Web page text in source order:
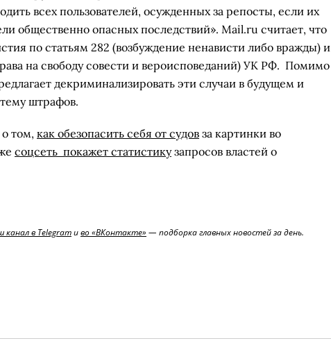
всех пользователей, осужденных за репосты, если их
общественно опасных последствий». Mail.ru считает, что
по статьям 282 (возбуждение ненависти либо вражды) и
на свободу совести и вероисповеданий) УК РФ. Помимо
декриминализировать эти случаи в будущем и
штрафов.
том, как обезопасить себя от судов за картинки во
соцсеть покажет статистикузапросов властей о
канал в Telegramиво «ВКонтакте» — подборка главных новостей за день.